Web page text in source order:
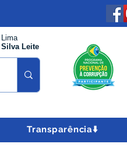
Lima
Leite
Transparência⬇️